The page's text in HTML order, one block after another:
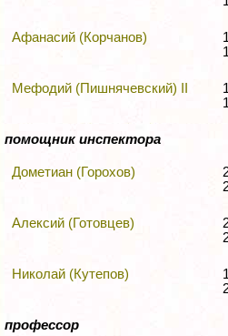
Афанасий (Корчанов)
Мефодий (Пишнячевский) II
помощник инспектора
Дометиан (Горохов)
Алексий (Готовцев)
Николай (Кутепов)
профессор